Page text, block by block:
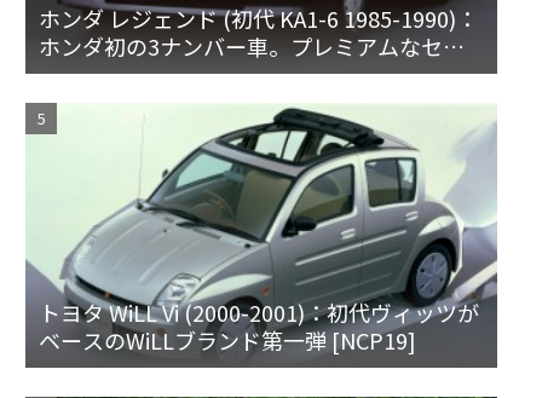
ホンダ レジェンド (初代 KA1-6 1985-1990)：
ホンダ初の3ナンバー車。プレミアムなセダ
ンとハードトップ
トヨタ WiLL Vi (2000-2001)：初代ヴィッツが
ベースのWiLLブランド第一弾 [NCP19]